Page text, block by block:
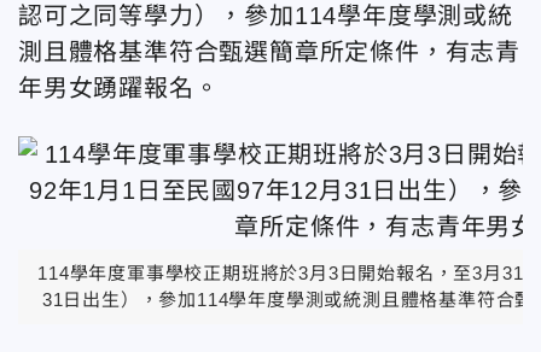
認可之同等學力），參加114學年度學測或統
測且體格基準符合甄選簡章所定條件，有志青
年男女踴躍報名。
114學年度軍事學校正期班將於3月3日開始報名，至3月31
31日出生），參加114學年度學測或統測且體格基準符合